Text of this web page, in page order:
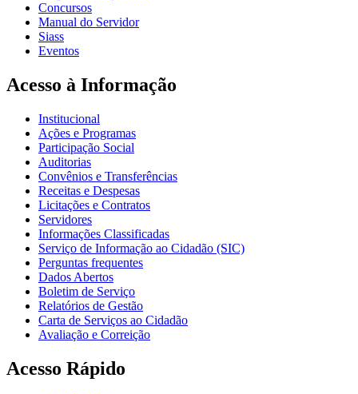
Concursos
Manual do Servidor
Siass
Eventos
Acesso à Informação
Institucional
Ações e Programas
Participação Social
Auditorias
Convênios e Transferências
Receitas e Despesas
Licitações e Contratos
Servidores
Informações Classificadas
Serviço de Informação ao Cidadão (SIC)
Perguntas frequentes
Dados Abertos
Boletim de Serviço
Relatórios de Gestão
Carta de Serviços ao Cidadão
Avaliação e Correição
Acesso Rápido